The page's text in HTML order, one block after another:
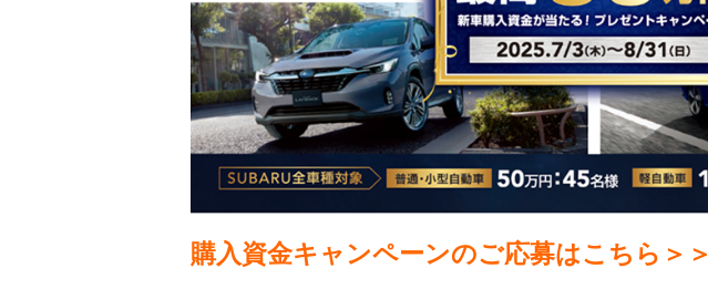
購入資金キャンペーンのご応募はこちら＞＞